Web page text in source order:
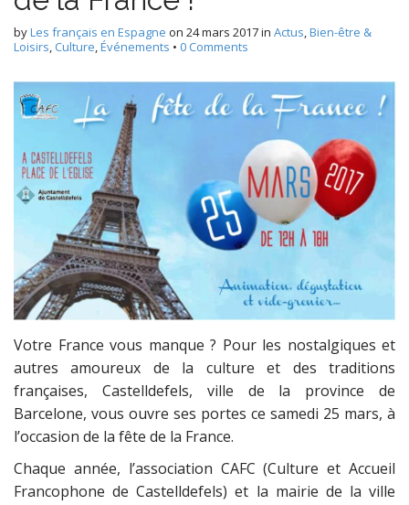
byLes français en Espagne on 24 mars 2017in Actus,Bien-être &
Loisirs, Culture,Événements • 0 Comments
Votre France vous manque ? Pour les nostalgiques et
autres amoureux de la culture et des traditions
françaises, Castelldefels, ville de la province de
Barcelone, vous ouvre ses portes ce samedi 25 mars, à
l’occasion de la fête de la France.
Chaque année, l’association CAFC (Culture et Accueil
Francophone de Castelldefels) et la mairie de la ville